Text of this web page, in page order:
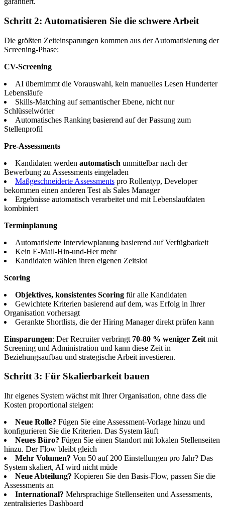
Schritt 2: Automatisieren Sie die schwere Arbeit
Die größten Zeiteinsparungen kommen aus der Automatisierung der
Screening-Phase:
CV-Screening
AI übernimmt die Vorauswahl, kein manuelles Lesen Hunderter
Lebensläufe
Skills-Matching auf semantischer Ebene, nicht nur
Schlüsselwörter
Automatisches Ranking basierend auf der Passung zum
Stellenprofil
Pre-Assessments
Kandidaten werden automatisch unmittelbar nach der
Bewerbung zu Assessments eingeladen
Maßgeschneiderte Assessments pro Rollentyp, Developer
bekommen einen anderen Test als Sales Manager
Ergebnisse automatisch verarbeitet und mit Lebenslaufdaten
kombiniert
Terminplanung
Automatisierte Interviewplanung basierend auf Verfügbarkeit
Kein E-Mail-Hin-und-Her mehr
Kandidaten wählen ihren eigenen Zeitslot
Scoring
Objektives, konsistentes Scoring für alle Kandidaten
Gewichtete Kriterien basierend auf dem, was Erfolg in Ihrer
Organisation vorhersagt
Gerankte Shortlists, die der Hiring Manager direkt prüfen kann
Einsparungen: Der Recruiter verbringt 70-80 % weniger Zeit mit
Screening und Administration und kann diese Zeit in
Beziehungsaufbau und strategische Arbeit investieren.
Schritt 3: Für Skalierbarkeit bauen
Ihr eigenes System wächst mit Ihrer Organisation, ohne dass die
Kosten proportional steigen:
Neue Rolle? Fügen Sie eine Assessment-Vorlage hinzu und
konfigurieren Sie die Kriterien. Das System läuft
Neues Büro? Fügen Sie einen Standort mit lokalen Stellenseiten
hinzu. Der Flow bleibt gleich
Mehr Volumen? Von 50 auf 200 Einstellungen pro Jahr? Das
System skaliert, AI wird nicht müde
Neue Abteilung? Kopieren Sie den Basis-Flow, passen Sie die
Assessments an
International? Mehrsprachige Stellenseiten und Assessments,
zentralisiertes Dashboard